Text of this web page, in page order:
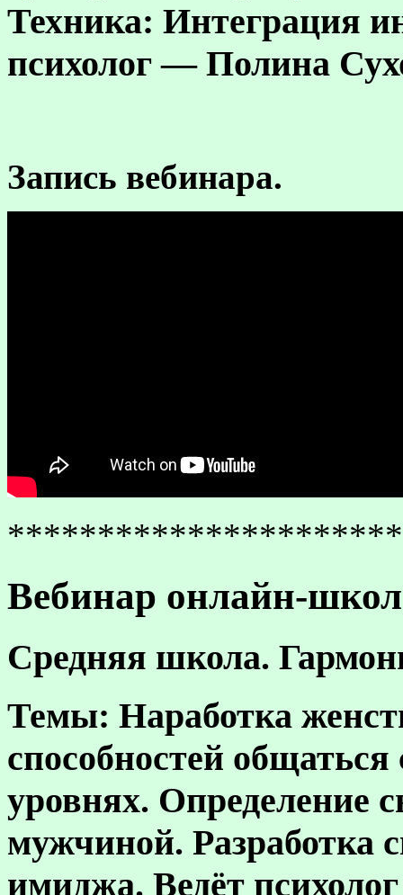
Техника: Интеграция
психолог — Полина
Запись вебинара.
Вебинар онлайн-
Средняя школа.
Темы: Наработка
способностей
уровнях. Определение
мужчиной. Разработка
имиджа. Ведёт